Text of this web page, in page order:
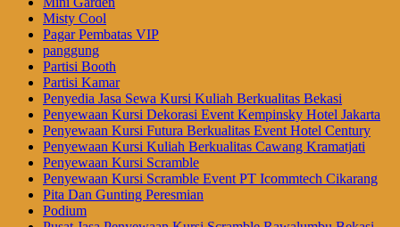
Misty Cool
Pagar Pembatas VIP
panggung
Partisi Booth
Partisi Kamar
Penyedia Jasa Sewa Kursi Kuliah Berkualitas Bekasi
Penyewaan Kursi Dekorasi Event Kempinsky Hotel Jakarta
Penyewaan Kursi Futura Berkualitas Event Hotel Century
Penyewaan Kursi Kuliah Berkualitas Cawang Kramatjati
Penyewaan Kursi Scramble
Penyewaan Kursi Scramble Event PT Icommtech Cikarang
Pita Dan Gunting Peresmian
Podium